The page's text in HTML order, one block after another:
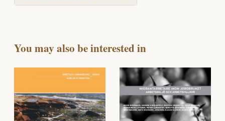
You may also be interested in